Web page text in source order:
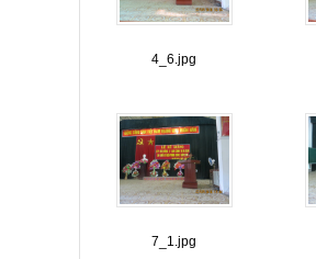
4_6.jpg
7_1.jpg